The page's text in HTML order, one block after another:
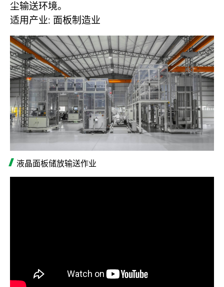
尘输送环境。
适用产业: 面板制造业
液晶面板储放输送作业
第七轴机器人系统
输送系统模组
垂直升降机系统
影音专区
联络我们
登入 注册